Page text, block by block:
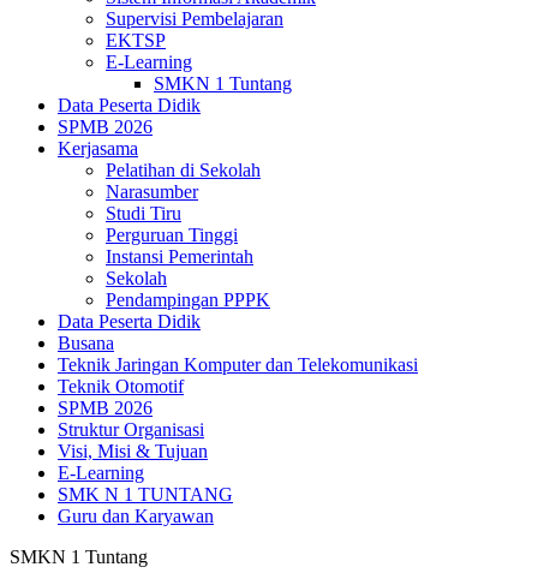
Supervisi Pembelajaran
EKTSP
E-Learning
SMKN 1 Tuntang
Data Peserta Didik
SPMB 2026
Kerjasama
Pelatihan di Sekolah
Narasumber
Studi Tiru
Perguruan Tinggi
Instansi Pemerintah
Sekolah
Pendampingan PPPK
Data Peserta Didik
Busana
Teknik Jaringan Komputer dan Telekomunikasi
Teknik Otomotif
SPMB 2026
Struktur Organisasi
Visi, Misi & Tujuan
E-Learning
SMK N 1 TUNTANG
Guru dan Karyawan
SMKN 1 Tuntang